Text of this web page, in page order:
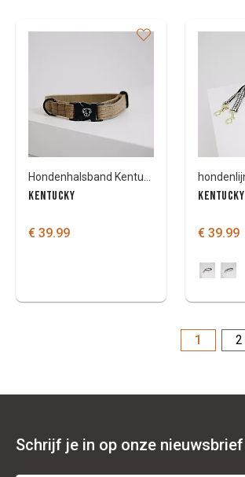
KENTUCKY
€ 39.99
KENTUCKY
€ 39.99
1 2
Schrijf je in op onze nieuwsbrief